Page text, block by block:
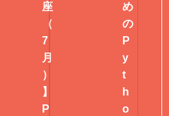
座
（
7
月
）
】
P
め
の
P
y
t
h
o